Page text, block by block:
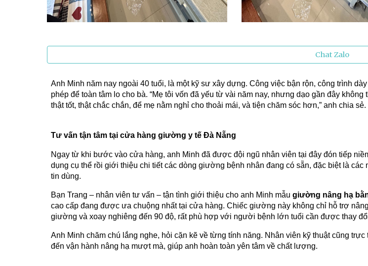
Chat Zalo
Anh Minh năm nay ngoài 40 tuổi, là một kỹ sư xây dựng. Công việc bận rộn, công trình
phép để toàn tâm lo cho bà. “Mẹ tôi vốn đã yếu từ vài năm nay, nhưng dạo gần đây
thật tốt, thật chắc chắn, để mẹ nằm nghỉ cho thoải mái, và tiện chăm sóc hơn,” anh chia sẻ.
Tư vấn tận tâm tại cửa hàng giường y tế Đà Nẵng
Ngay từ khi bước vào cửa hàng, anh Minh đã được đội ngũ nhân viên tại đây đón tiếp
dụng cụ thể rồi giới thiệu chi tiết các dòng giường bệnh nhân đang có sẵn, đặc biệt là các
tin dùng.
Bạn Trang – nhân viên tư vấn – tận tình giới thiệu cho anh Minh mẫu giường nâng hạ
cao cấp đang được ưa chuộng nhất tại cửa hàng. Chiếc giường này không chỉ hỗ trợ
giường và xoay nghiêng đến 90 độ, rất phù hợp với người bệnh lớn tuổi cần được thay
Anh Minh chăm chú lắng nghe, hỏi cặn kẽ về từng tính năng. Nhân viên kỹ thuật cũng
đến vận hành nâng hạ mượt mà, giúp anh hoàn toàn yên tâm về chất lượng.